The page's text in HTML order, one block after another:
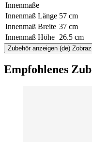
Innenmaße
Innenmaß Länge 57 cm
Innenmaß Breite 37 cm
Innenmaß Höhe 26.5 cm
Zubehör anzeigen (de)
Empfohlenes